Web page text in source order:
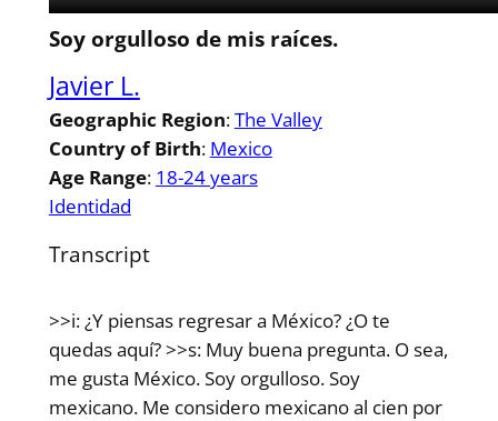
Soy orgulloso de mis raíces.
Javier L.
Geographic Region:The Valley
Country of Birth: Mexico
Age Range: 18-24 years
Identidad
Transcript
>>i: ¿Y piensas regresar a México? ¿O te
quedas aquí? >>s: Muy buena pregunta. O sea,
me gusta México. Soy orgulloso. Soy
mexicano. Me considero mexicano al cien por